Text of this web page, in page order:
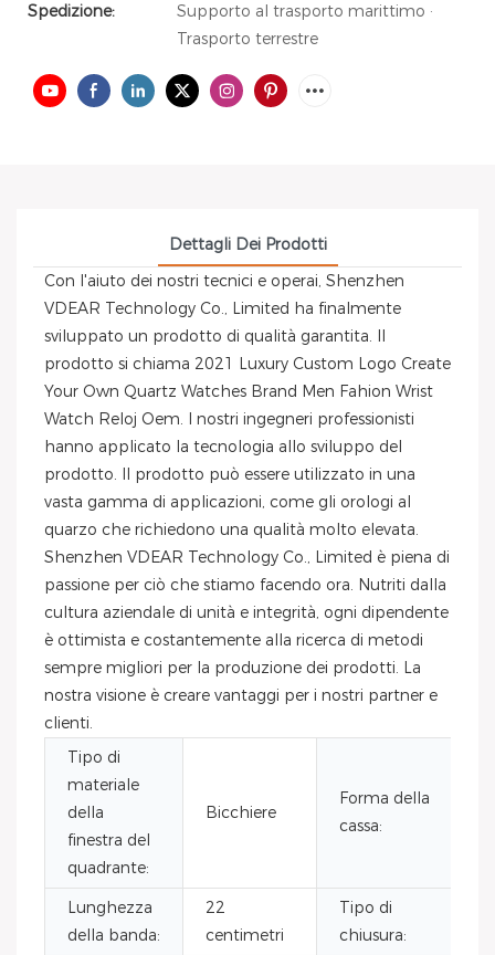
Spedizione:
Supporto al trasporto marittimo ·
Trasporto terrestre
Dettagli Dei Prodotti
Con l'aiuto dei nostri tecnici e operai, Shenzhen
VDEAR Technology Co., Limited ha finalmente
sviluppato un prodotto di qualità garantita. Il
prodotto si chiama 2021 Luxury Custom Logo Create
Your Own Quartz Watches Brand Men Fahion Wrist
Watch Reloj Oem. I nostri ingegneri professionisti
hanno applicato la tecnologia allo sviluppo del
prodotto. Il prodotto può essere utilizzato in una
vasta gamma di applicazioni, come gli orologi al
quarzo che richiedono una qualità molto elevata.
Shenzhen VDEAR Technology Co., Limited è piena di
passione per ciò che stiamo facendo ora. Nutriti dalla
cultura aziendale di unità e integrità, ogni dipendente
è ottimista e costantemente alla ricerca di metodi
sempre migliori per la produzione dei prodotti. La
nostra visione è creare vantaggi per i nostri partner e
clienti.
Tipo di
materiale
della
finestra del
quadrante:
Bicchiere
Forma della
cassa:
Lunghezza
della banda:
22
centimetri
Tipo di
chiusura: